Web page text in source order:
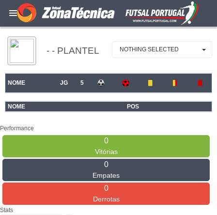
- - PLANTEL NOTHING SELECTED
NOME JG 5
NOME POS
Performance
0
Vitórias
0
Empates
0
Derrotas
Stats